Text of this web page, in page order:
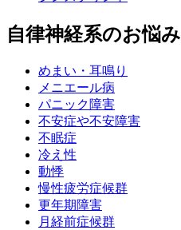
自律神経系のお悩み
めまい・耳鳴り
メニエール病
パニック障害
不安症や不安障害
不眠症
冷え性
動悸
慢性疲労症候群
更年期障害
月経前症候群